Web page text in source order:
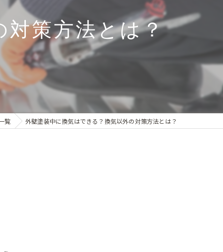
策方法とは？
覧 外壁塗装中に換気はできる？換気以外の対策方法とは？